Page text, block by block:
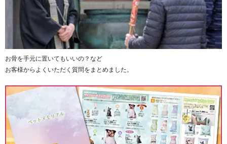
お骨を手元に置いてもいいの？など
お客様からよくいただく質問をまとめました。